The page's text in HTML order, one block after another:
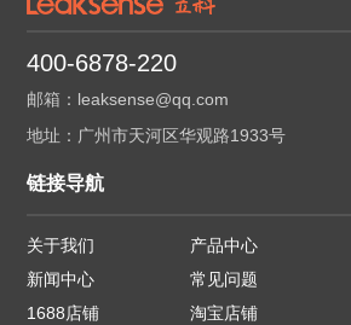
400-6878-220
邮箱：leaksense@qq.com
地址：广州市天河区华观路1933号
链接导航
关于我们 产品中心
新闻中心
常见问题
1688店铺
淘宝店铺